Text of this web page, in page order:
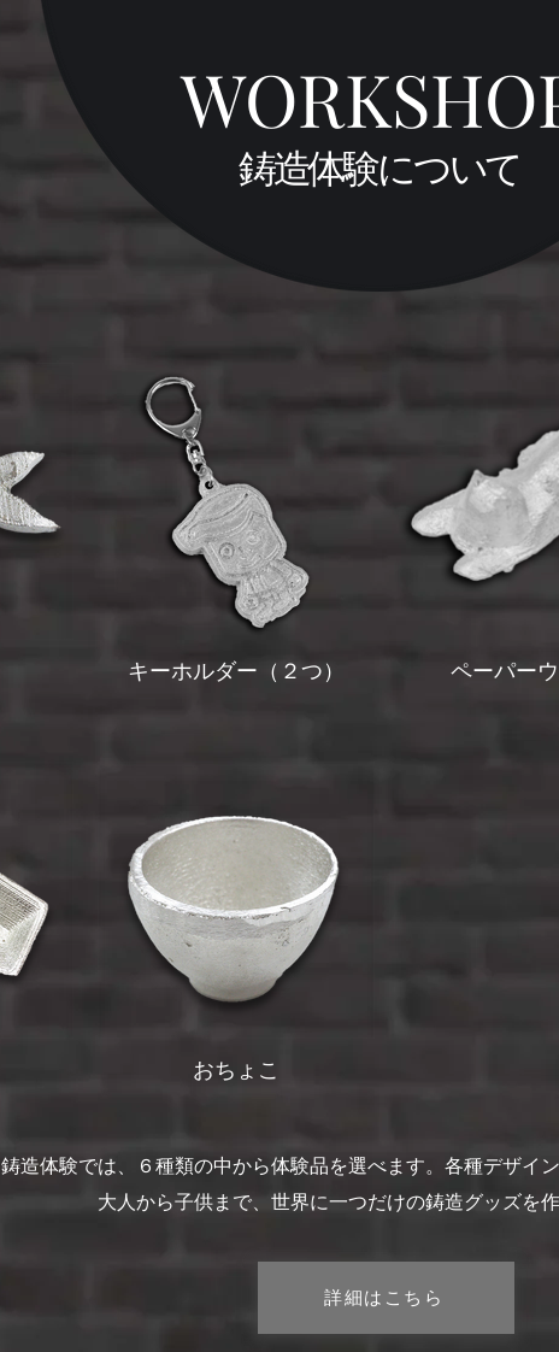
​鋳造体験について
キーホルダー（２つ） ペーパー
おちょこ
鋳造体験では、６種類の中から体験品を選べます。各種デザイ
大人から子供まで、世界に一つだけの鋳造グッズを作
詳細はこちら